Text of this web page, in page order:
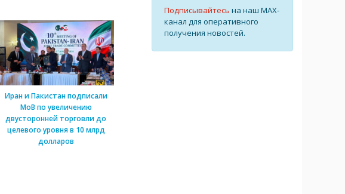
Иран и Пакистан подписали
МоВ по увеличению
двусторонней торговли до
целевого уровня в 10 млрд
долларов
Подписывайтесь на наш MAX-
канал для оперативного
получения новостей.